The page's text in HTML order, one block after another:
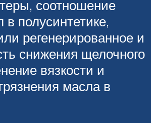
соотношение
в полусинтетике,
регенерированное и
снижения щелочного
вязкости и
масла в